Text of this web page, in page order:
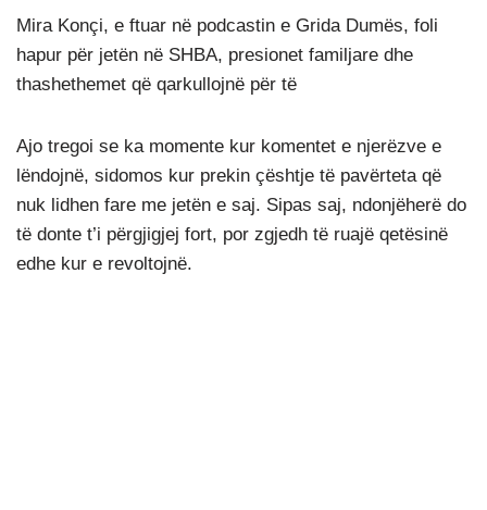
Mira Konçi, e ftuar në podcastin e Grida Dumës, foli
hapur për jetën në SHBA, presionet familjare dhe
thashethemet që qarkullojnë për të
Ajo tregoi se ka momente kur komentet e njerëzve e
lëndojnë, sidomos kur prekin çështje të pavërteta që
nuk lidhen fare me jetën e saj. Sipas saj, ndonjëherë do
të donte t’i përgjigjej fort, por zgjedh të ruajë qetësinë
edhe kur e revoltojnë.